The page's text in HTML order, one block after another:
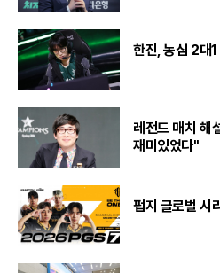
한진, 농심 2대
레전드 매치 해
재미있었다"
펍지 글로벌 시